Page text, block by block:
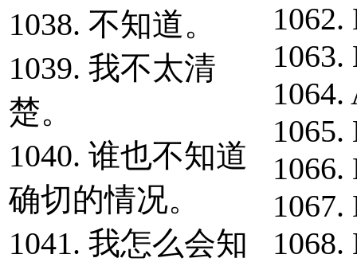
1038. 不知道。
1039. 我不太清
楚。
1040. 谁也不知道
确切的情况。
1041. 我怎么会知
1062.
1063.
1064.
1065.
1066.
1067.
1068.